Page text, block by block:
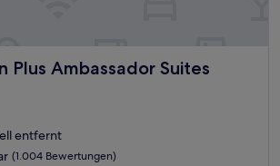
Plus Ambassador Suites
Ambassador Suites Venice
entfernt
(1.004 Bewertungen)